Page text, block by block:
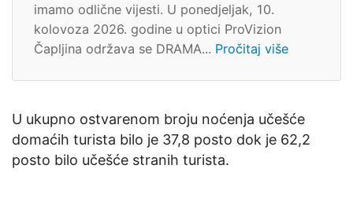
imamo odlične vijesti. U ponedjeljak, 10.
kolovoza 2026. godine u optici ProVizion
Čapljina održava se DRAMA... Pročitaj više
U ukupno ostvarenom broju noćenja učešće
domaćih turista bilo je 37,8 posto dok je 62,2
posto bilo učešće stranih turista.